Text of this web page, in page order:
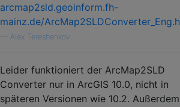
arcmap2sld.geoinform.fh-
mainz.de/
Alex Tereshenkov,
Leider funktioniert der ArcMap2SLD
Converter nur in ArcGIS 10.0, nicht in
späteren Versionen wie 10.2. Außerdem